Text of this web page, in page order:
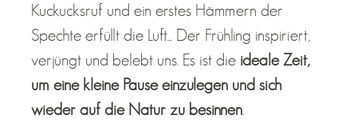
Kuckucksruf und ein erstes Hämmern der
Spechte erfüllt die Luft... Der Frühling inspiriert,
verjüngt und belebt uns. Es ist die ideale Zeit,
um eine kleine Pause einzulegen und sich
wieder auf die Natur zu besinnen.